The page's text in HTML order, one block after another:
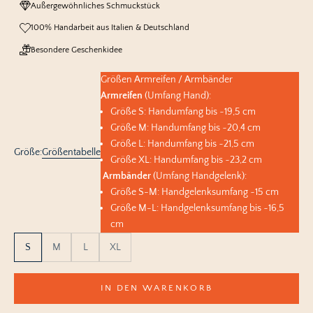
Außergewöhnliches Schmuckstück
100% Handarbeit aus Italien & Deutschland
Besondere Geschenkidee
Größe:Größentabelle
Größen Armreifen / Armbänder
Armreifen (Umfang Hand):
Größe S: Handumfang bis ~19,5 cm
Größe M: Handumfang bis ~20,4 cm
Größe L: Handumfang bis ~21,5 cm
Größe XL: Handumfang bis ~23,2 cm
Armbänder(Umfang Handgelenk):
Größe S-M: Handgelenksumfang ~15 cm
Größe M-L: Handgelenksumfang bis ~16,5
cm
S M L XL
IN DEN WARENKORB